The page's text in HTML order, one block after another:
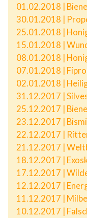
01.02.2018 |
30.01.2018 |
25.01.2018 |
15.01.2018 |
08.01.2018 |
07.01.2018 |
02.01.2018 |
31.12.2017 |
25.12.2017 |
23.12.2017 |
22.12.2017 |
21.12.2017 |
18.12.2017 |
17.12.2017 |
12.12.2017 |
11.12.2017 |
10.12.2017 |